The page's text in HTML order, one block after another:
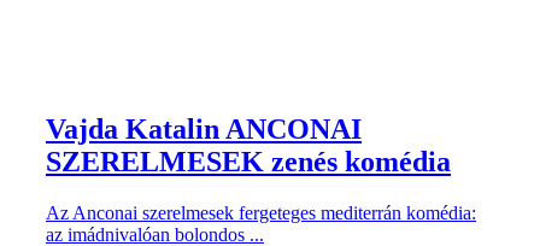
Vajda Katalin ANCONAI
SZERELMESEK zenés komédia
Az Anconai szerelmesek fergeteges mediterrán komédia:
az imádnivalóan bolondos ...